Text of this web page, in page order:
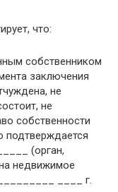
что:
собственником
заключения
не
не
собственности
подтверждается
(орган,
недвижимое
____ г.